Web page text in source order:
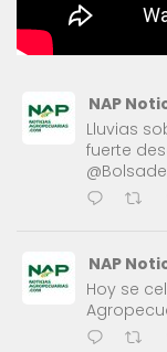
NAP
Lluvias
fuerte
NAP
Hoy se